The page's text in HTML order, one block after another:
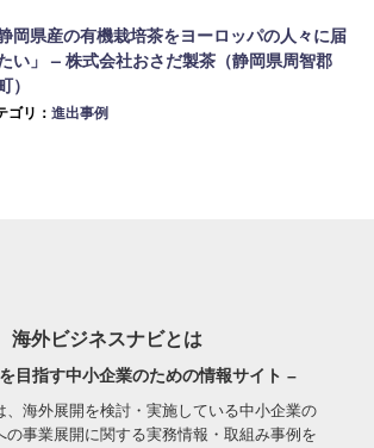
静岡県産の有機栽培茶をヨーロッパの人々に届
い」 – 株式会社おさだ製茶（静岡県周智郡
）
ゴリ：進出事例
海外ビジネスナビとは
目指す中小企業のための情報サイト –
、海外展開を検討・実施している中小企業の
の事業展開に関する実務情報・取組み事例を